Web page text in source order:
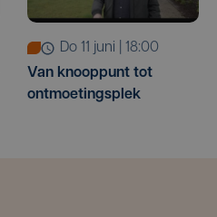
do 11 juni | 18:00
Van knooppunt tot
ontmoetingsplek